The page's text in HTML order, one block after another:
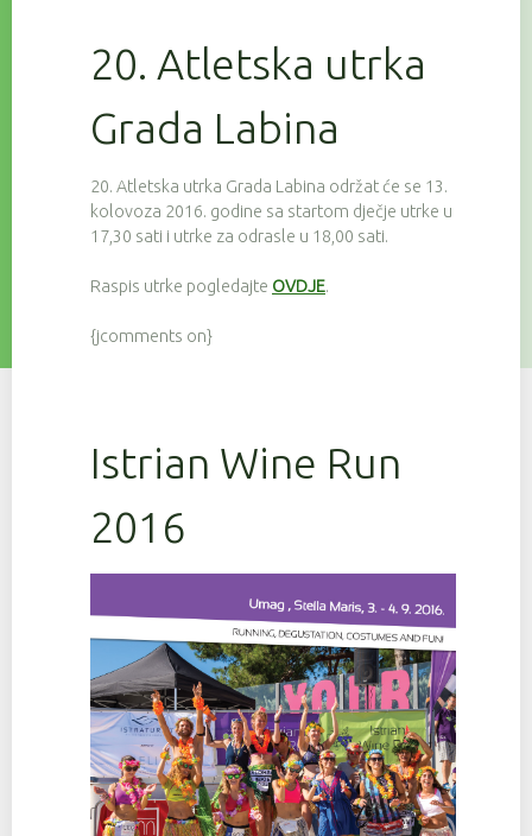
20. Atletska utrka
Grada Labina
20. Atletska utrka Grada Labina održat će se 13.
kolovoza 2016. godine sa startom dječje utrke u
17,30 sati i utrke za odrasle u 18,00 sati.
Raspis utrke pogledajte OVDJE.
{jcomments on}
Istrian Wine Run
2016